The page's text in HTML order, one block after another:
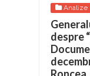
Analize
despre